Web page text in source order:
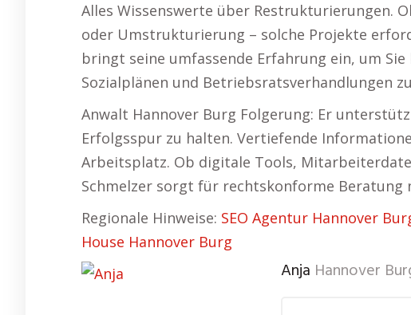
Alles Wissenswerte über Restrukturierungen.
oder Umstrukturierung – solche Projekte
bringt seine umfassende Erfahrung ein, um
Sozialplänen und Betriebsratsverhandlungen
Anwalt Hannover Burg Folgerung: Er
Erfolgsspur zu halten. Vertiefende
Arbeitsplatz. Ob digitale Tools,
Schmelzer sorgt für rechtskonforme Beratung
Regionale Hinweise: SEO Agentur Hannover
House Hannover Burg
Anja Hannover